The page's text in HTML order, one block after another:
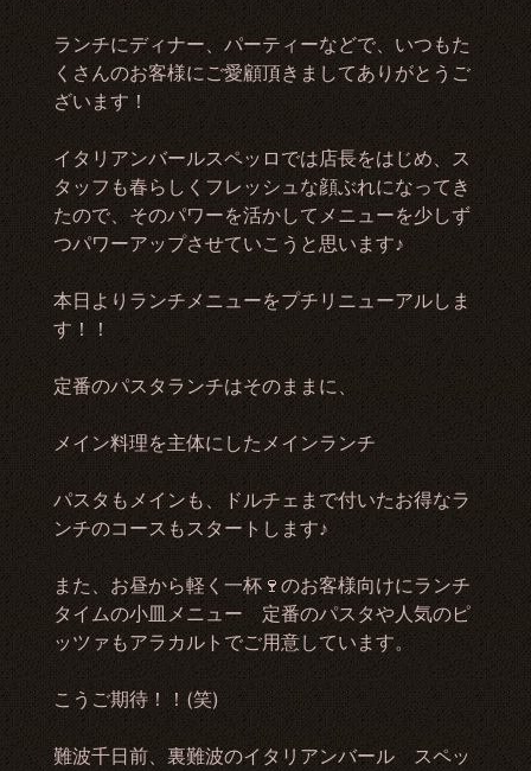
ランチにディナー、パーティーなどで、いつもた
くさんのお客様にご愛顧頂きましてありがとうご
ざいます！
イタリアンバールスペッロでは店長をはじめ、ス
タッフも春らしくフレッシュな顔ぶれになってき
たので、そのパワーを活かしてメニューを少しず
つパワーアップさせていこうと思います♪
本日よりランチメニューをプチリニューアルしま
す！！
定番のパスタランチはそのままに、
メイン料理を主体にしたメインランチ
パスタもメインも、ドルチェまで付いたお得なラ
ンチのコースもスタートします♪
また、お昼から軽く一杯🍷のお客様向けにランチ
タイムの小皿メニュー 定番のパスタや人気のピ
ッツァもアラカルトでご用意しています。
こうご期待！！(笑)
難波千日前、裏難波のイタリアンバール スペッ